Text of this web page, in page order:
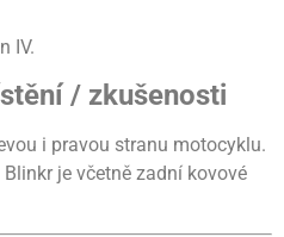
IV.
/ zkušenosti
i pravou stranu motocyklu.
Blinkr je včetně zadní kovové